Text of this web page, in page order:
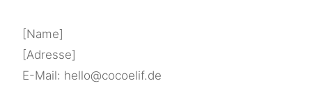
[Name]
[Adresse]
E-Mail: hello@cocoelif.de